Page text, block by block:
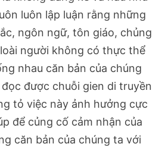
luôn lập luận rằng những
ngôn ngữ, tôn giáo, chủng
người không có thực thể
nhau căn bản của chúng
được chuỗi gien di truyền
tỏ việc này ảnh hưởng cực
để củng cố cảm nhận của
căn bản của chúng ta với